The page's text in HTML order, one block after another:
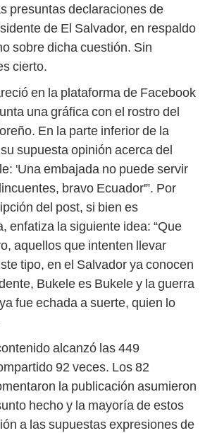
presuntas declaraciones de
de El Salvador, en respaldo
sobre dicha cuestión. Sin
cierto.
en la plataforma de Facebook
una gráfica con el rostro del
En la parte inferior de la
supuesta opinión acerca del
'Una embajada no puede servir
bravo Ecuador'”. Por
del post, si bien es
enfatiza la siguiente idea: “Que
aquellos que intenten llevar
tipo, en el Salvador ya conocen
Bukele es Bukele y la guerra
fue echada a suerte, quien lo
alcanzó las 449
92 veces. Los 82
la publicación asumieron
hecho y la mayoría de estos
a las supuestas expresiones de